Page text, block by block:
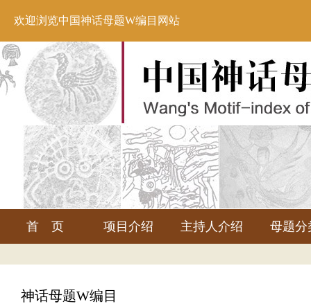
欢迎浏览中国神话母题W编目网站
首 页 项目介绍 主持人介绍 母题分
神话母题W编目